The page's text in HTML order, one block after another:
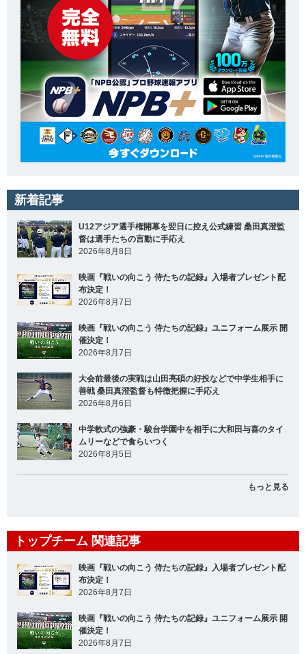
新着記事
U12アジア選手権開幕を翌日に控え公式練習 桑田真澄監
督は選手たちの言動に手応え
2026年8月8日
映画『戦いの向こう 侍たちの記録』入場者プレゼント配
布決定！
2026年8月7日
映画『戦いの向こう 侍たちの記録』ユニフォーム展示 開
催決定！
2026年8月7日
大会前最後の実戦は山田亮碩の好投などで中学生相手に
善戦 桑田真澄監督も特徴把握に手応え
2026年8月6日
中学軟式の強豪・駿台学園中を相手に大和田与喜のタイ
ムリーなどで食らいつく
2026年8月5日
もっと見る
トップチーム 関連記事
映画『戦いの向こう 侍たちの記録』入場者プレゼント配
布決定！
2026年8月7日
映画『戦いの向こう 侍たちの記録』ユニフォーム展示 開
催決定！
2026年8月7日